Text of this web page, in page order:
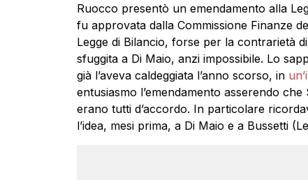
Ruocco presentò un emendamento alla
fu approvata dalla Commissione Finanze
Legge di Bilancio, forse per la contrarietà
sfuggita a Di Maio, anzi impossibile. Lo
già l’aveva caldeggiata l’anno scorso, in
entusiasmo l’emendamento asserendo
erano tutti d’accordo. In particolare
l’idea, mesi prima, a Di Maio e a Bussetti